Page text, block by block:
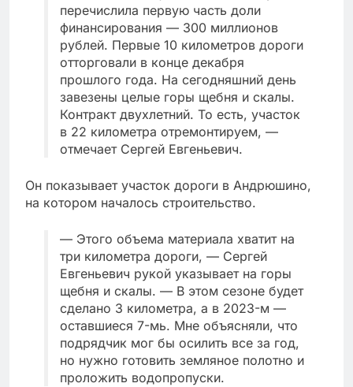
перечислила первую часть доли
финансирования — 300 миллионов
рублей. Первые 10 километров дороги
отторговали в конце декабря
прошлого года. На сегодняшний день
завезены целые горы щебня и скалы.
Контракт двухлетний. То есть, участок
в 22 километра отремонтируем, —
отмечает Сергей Евгеньевич.
Он показывает участок дороги в Андрюшино,
на котором началось строительство.
— Этого объема материала хватит на
три километра дороги, — Сергей
Евгеньевич рукой указывает на горы
щебня и скалы. — В этом сезоне будет
сделано 3 километра, а в 2023-м —
оставшиеся 7-мь. Мне объясняли, что
подрядчик мог бы осилить все за год,
но нужно готовить земляное полотно и
проложить водопропуски.